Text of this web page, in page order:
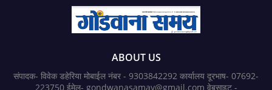
ABOUT US
संपादक- विवेक डहेरिया मोबाईल नंबर - 9303842292 कार्यालय दूरभाष- 07692-
223750 ईमेल- gondwanasamay@gmail.com वेबसाइट -